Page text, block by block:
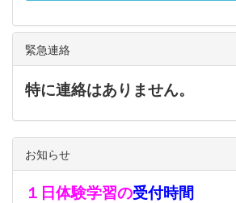
緊急連絡
特に連絡はありません。
お知らせ
１日体験学習の受付時間